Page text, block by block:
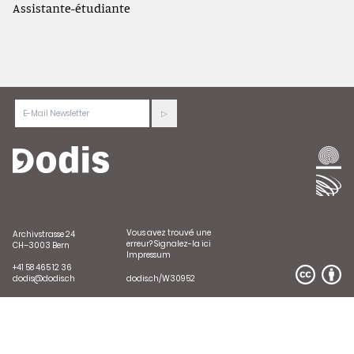
Assistante-étudiante
Archivstrasse 24
CH–3003 Bern
+41 58 465 12 36
dodis@dodis.ch
Vous avez trouvé une
erreur?Signalez-la ici
Impressum
dodis.ch/W30952